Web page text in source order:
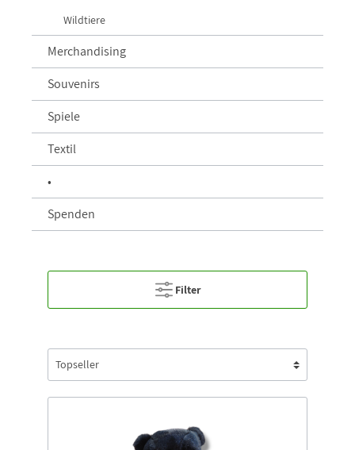
Wildtiere
Merchandising
Souvenirs
Spiele
Textil
•
Spenden
Filter